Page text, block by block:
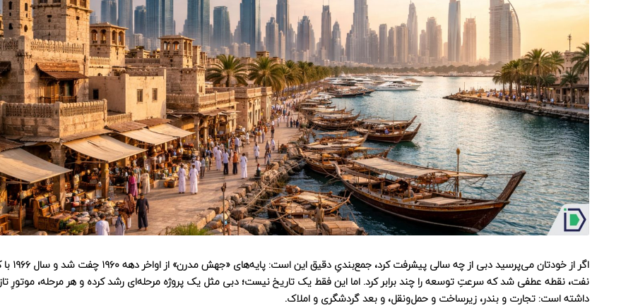
اگر از خودتان می‌پرسیددبی از چه سالی پیشرفت کرد
، جمع‌بندیِ دقیق این
نفت، نقطه عطفی شد که سرعتِ توسعه را چند برابر کرد. اما این فقط یک تاریخ نیست؛ دبی مثل یک پروژه مرحله‌ای رشد کرده و هر مرحله، موتورِ
داشته است: تجارت و بندر، زیرساخت و حمل‌ونقل، و بعد گردشگری و املاک.